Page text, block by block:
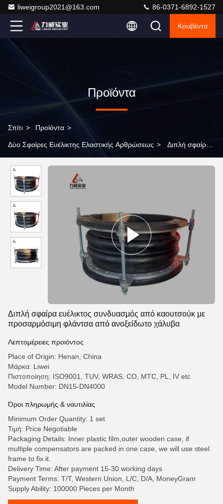
liweigroup2021@163.com 86-0371-6892-1527
Κουβέντα
Προϊόντα
Σπίτι > Προϊόντα >
Δύο Σφαίρες Ευέλικτης Ελαστικής Αρθρώσεως > Διπλή σφαίρα
φλάντσα από ανοξείδωτο χάλυβα
Διπλή σφαίρα ευέλικτος συνδυασμός από καουτσούκ με
προσαρμόσιμη φλάντσα από ανοξείδωτο χάλυβα
Λεπτομέρειες προιόντος
Place of Origin: Henan, China
Μάρκα: Liwei
Πιστοποίηση: ISO9001, TUV, WRAS, CO, MTC, PL, IV etc
Model Number: DN15-DN4000
Όροι πληρωμής & ναυτιλίας
Minimum Order Quantity: 1 set
Τιμή: Price Negotiable
Packaging Details: Inner plastic film,outer wooden case, if
multiple compensators are packed in one case, we will use steel
frame to fix it.
Delivery Time: After payment 15-30 working days
Payment Terms: T/T, Western Union, L/C, D/A, MoneyGram
Supply Ability: 100000 Pieces per Month